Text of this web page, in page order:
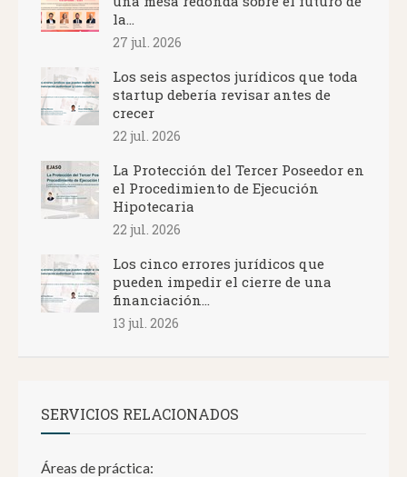
la...
27 jul. 2026
Los seis aspectos jurídicos que toda
startup debería revisar antes de
crecer
22 jul. 2026
La Protección del Tercer Poseedor en
el Procedimiento de Ejecución
Hipotecaria
22 jul. 2026
Los cinco errores jurídicos que
pueden impedir el cierre de una
financiación...
13 jul. 2026
SERVICIOS RELACIONADOS
Áreas de práctica: